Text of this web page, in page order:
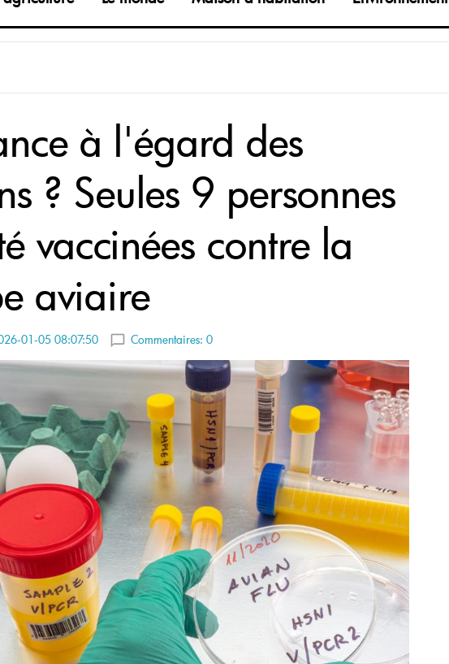
à l'égard des
? Seules 9 personnes
vaccinées contre la
aviaire
01-05 08:07:50 Commentaires: 0